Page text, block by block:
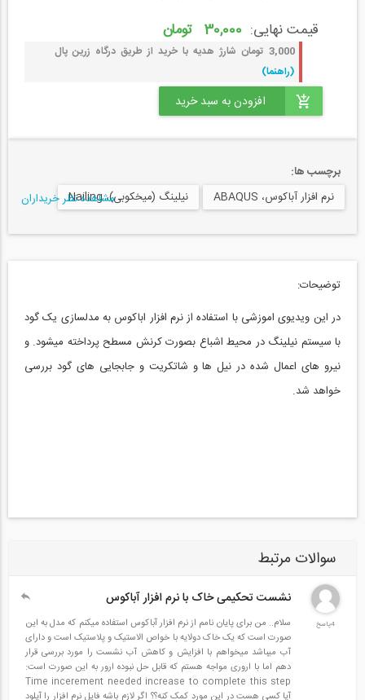
قیمت نهایی: 30,000 تومان
3,000 تومان شارژ هدیه با خرید از طریق درگاه زرین پال
(راهنما)
برچسب ها:
نرم افزار آباکوس، ABAQUS
نیلینگ (میخکوبی)، Nailingمشاهده نظر خریداران
توضیحات:
در این ویدیوی اموزشی با استفاده از نرم افزار اباکوس به مدلسازی یک گود
با سیستم نیلینگ در محیط اشباع بصورت کرنش مسطح پرداخته میشود. و
نیرو های اعمال شده در نیل ها و شاتکریت و جابجایی های گود بررسی
خواهد شد.
سوالات مرتبط
4پاسخ
نشست تحکیمی خاک با نرم افزار آباکوس
سلام.. من برای پایان نامم از نرم افزار آباکوس استفاده میکنم که مدل به این
صورت است که یک خاک دولایه با خواص الاستیک و پلاستیک است و دارای
آب میباشد میخواهم با افزایش و کاهش آب نشست را مورد بررسی قرار
دهم اما با اروری مواجه هستم که قابل حل نبوده ارور به این صورت است:
Time incerement needed increase to complete this step
آیا کسی هست در این مورد کمک کنه؟؟ اگر لازم باشه فایل نرم افزار را آپلود